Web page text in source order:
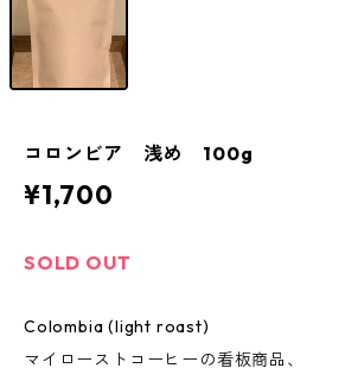
コロンビア 浅め 100g
¥1,700
SOLD OUT
Colombia (light roast)
マイローストコーヒーの看板商品、